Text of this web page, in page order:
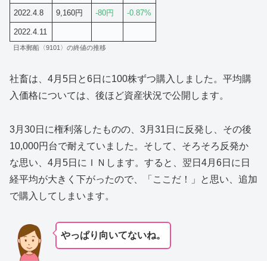
2022.4.8 9,160円 -80円 -0.87%
2022.4.11
日本郵船〈9101〉の終値の推移
社畜は、4月5日と6日に100株ずつ購入しました。平均購
入価格については、後ほど資産状況で公開します。
3月30日に権利落したものの、3月31日に反発し、その後
10,000円台で耐えていました。そして、そろそろ反発か
な思い、4月5日にＩＮします。すると、翌日4月6日に日
経平均が大きく下がったので、「ここだ！」と思い、追加
で購入してしまいます。
やっぱり向いてないね。